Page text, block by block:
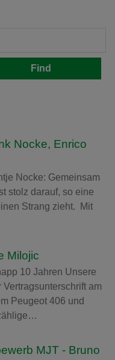
Nocke, Enrico
Nocke: Gemeinsam
stolz darauf, so eine
Strang zieht. Mit
Milojic
10 Jahren Unsere
am
Peugeot 406 und
MJT - Bruno